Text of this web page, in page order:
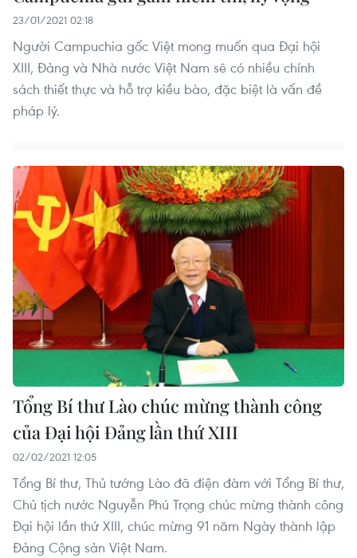
23/01/2021 02:18
Người Campuchia gốc Việt mong muốn qua Đại hội
XIII, Đảng và Nhà nước Việt Nam sẽ có nhiều chính
sách thiết thực và hỗ trợ kiều bào, đặc biệt là vấn đề
pháp lý.
Tổng Bí thư Lào chúc mừng thành công
của Đại hội Đảng lần thứ XIII
02/02/2021 12:05
Tổng Bí thư, Thủ tướng Lào đã điện đàm với Tổng Bí thư,
Chủ tịch nước Nguyễn Phú Trọng chúc mừng thành công
Đại hội lần thứ XIII, chúc mừng 91 năm Ngày thành lập
Đảng Cộng sản Việt Nam.